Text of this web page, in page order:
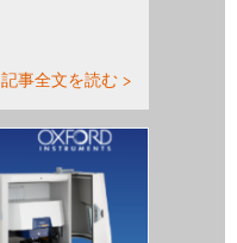
記事全文を読む >